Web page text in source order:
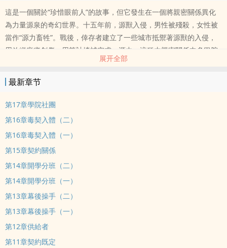
這是一個關於“珍惜眼前人”的故事，但它發生在一個將親密關係異化
為力量源泉的奇幻世界。十五年前，源獸入侵，男性被殘殺，女性被
當作“源力畜牲”。戰後，倖存者建立了一些城市抵禦著源獸的入侵，
用放縱麻痹創傷，用算計填補空虛。源力，這種由親密關係中多巴胺
轉化而來的能量能增強異能等級，成了人人爭奪的硬通貨。源初學院
是這場“親密戰場”的縮影。天之驕子在曜日班炫耀資源，底層學生在
塵埃班苟延殘喘。每個人都相信：和強者在一起，才能變強。寧瑤也
這麼想。她從小仰慕身為S級異能者的父親，渴望成為強者，渴望被強
力，卻嫌棄他的不思進取——“夠用了。”他的口頭禪讓她翻盡白眼。
入學後，她迷上了溫文爾雅的陸辰逸，這個陸家嫡子滿足了她對“強
者”的所有想像。為了和他在一起，她願意做任何事——包括簽下一份
“修煉專案”的協議。當她在實驗室的劇痛中呼喚他的名字時，回應她
的只有冰冷的儀器聲。救她的是一個神秘獵手，代號“灰面”。傳說
了這個救她的英雄，開始瘋狂打聽他的身份。她不知道的是，“灰面”
就是林霽。那個被她呼來喝去的“廢物”，那個在她追問如何取悅別的
男人時只會笑笑的人，那個在所有人都拋棄她時默默修復她根基的
人。而林霽從不解釋。他只會說：“我又不是你的戀人。”直到寧瑤終
展开全部
最新章节
第17章學院社團
第16章毒契入體（二）
第16章毒契入體（一）
第15章契約關係
第14章開學分班（二）
第14章開學分班（一）
第13章幕後操手（二）
第13章幕後操手（一）
第12章供給者
第11章契約既定